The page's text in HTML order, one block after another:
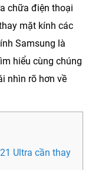
chữa điện thoại
mặt kính các
Samsung là
hiểu cùng chúng
nhìn rõ hơn về
Ultra cần thay